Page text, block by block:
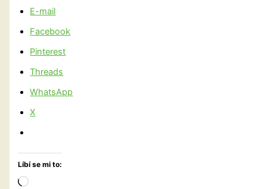
E-mail
Facebook
Pinterest
Threads
WhatsApp
X
Líbí se mi to:
Načítání…